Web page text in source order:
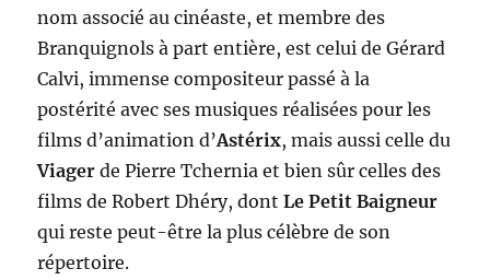
nom associé au cinéaste, et membre des
Branquignols à part entière, est celui de Gérard
Calvi, immense compositeur passé à la
postérité avec ses musiques réalisées pour les
films d’animation d’Astérix, mais aussi celle du
Viagerde Pierre Tchernia et bien sûr celles des
films de Robert Dhéry, dontLe Petit Baigneur
qui reste peut-être la plus célèbre de son
répertoire.